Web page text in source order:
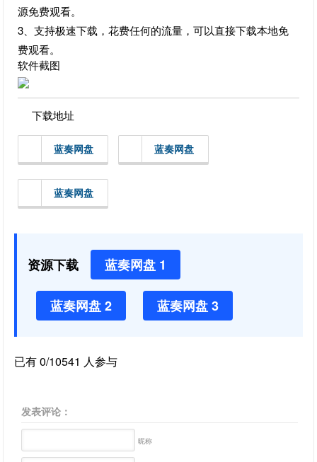
源免费观看。
3、支持极速下载，花费任何的流量，可以直接下载本地免
费观看。
软件截图
下载地址
蓝奏网盘 蓝奏网盘
蓝奏网盘
资源下载 蓝奏网盘 1
蓝奏网盘 2 蓝奏网盘 3
已有 0/10541 人参与
发表评论：
昵称